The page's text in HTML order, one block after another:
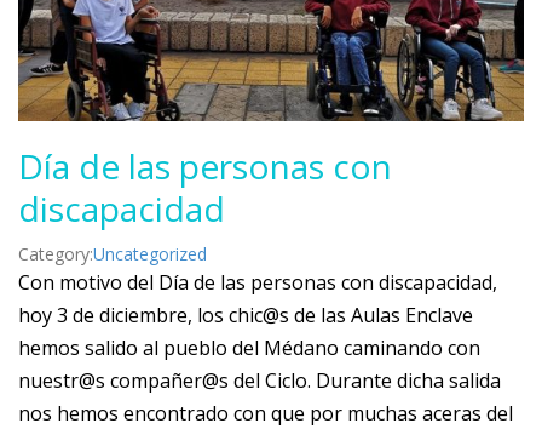
Día de las personas con
discapacidad
Category:Uncategorized
Con motivo del Día de las personas con discapacidad,
hoy 3 de diciembre, los chic@s de las Aulas Enclave
hemos salido al pueblo del Médano caminando con
nuestr@s compañer@s del Ciclo. Durante dicha salida
nos hemos encontrado con que por muchas aceras del